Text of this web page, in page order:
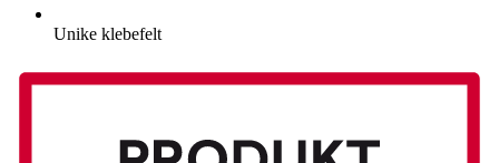
Unike klebefelt